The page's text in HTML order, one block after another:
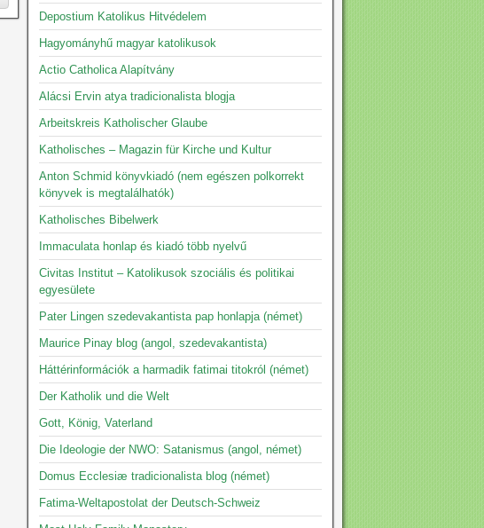
Depostium Katolikus Hitvédelem
Hagyományhű magyar katolikusok
Actio Catholica Alapítvány
Alácsi Ervin atya tradicionalista blogja
Arbeitskreis Katholischer Glaube
Katholisches – Magazin für Kirche und Kultur
Anton Schmid könyvkiadó (nem egészen polkorrekt
könyvek is megtalálhatók)
Katholisches Bibelwerk
Immaculata honlap és kiadó több nyelvű
Civitas Institut – Katolikusok szociális és politikai
egyesülete
Pater Lingen szedevakantista pap honlapja (német)
Maurice Pinay blog (angol, szedevakantista)
Háttérinformációk a harmadik fatimai titokról (német)
Der Katholik und die Welt
Gott, König, Vaterland
Die Ideologie der NWO: Satanismus (angol, német)
Domus Ecclesiæ tradicionalista blog (német)
Fatima-Weltapostolat der Deutsch-Schweiz